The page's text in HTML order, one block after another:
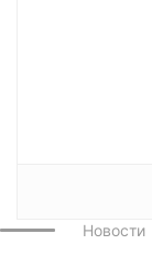
Новости